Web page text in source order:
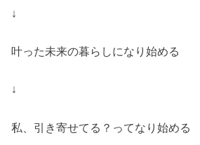
↓
叶った未来の暮らしになり始める
↓
私、引き寄せてる？ってなり始める